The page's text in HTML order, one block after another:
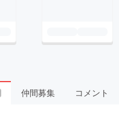
仲間募集 コメント